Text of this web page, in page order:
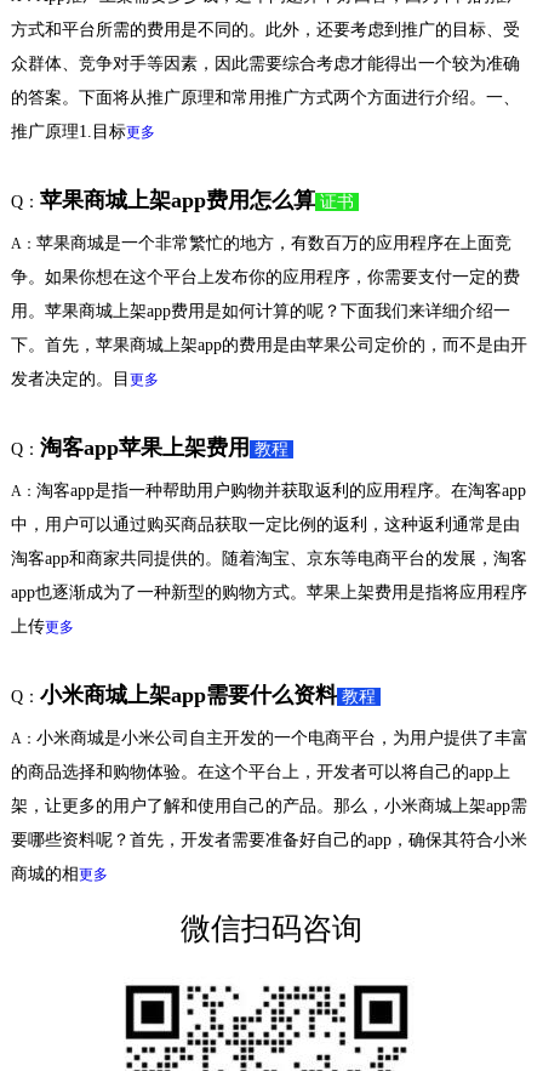
方式和平台所需的费用是不同的。此外，还要考虑到推广的目标、受
众群体、竞争对手等因素，因此需要综合考虑才能得出一个较为准确
的答案。下面将从推广原理和常用推广方式两个方面进行介绍。一、
推广原理1.目标更多
Q： 苹果商城上架app费用怎么算 证书
A： 苹果商城是一个非常繁忙的地方，有数百万的应用程序在上面竞
争。如果你想在这个平台上发布你的应用程序，你需要支付一定的费
用。苹果商城上架app费用是如何计算的呢？下面我们来详细介绍一
下。首先，苹果商城上架app的费用是由苹果公司定价的，而不是由开
发者决定的。目 更多
Q： 淘客app苹果上架费用 教程
A： 淘客app是指一种帮助用户购物并获取返利的应用程序。在淘客app
中，用户可以通过购买商品获取一定比例的返利，这种返利通常是由
淘客app和商家共同提供的。随着淘宝、京东等电商平台的发展，淘客
app也逐渐成为了一种新型的购物方式。苹果上架费用是指将应用程序
上传更多
Q： 小米商城上架app需要什么资料 教程
A： 小米商城是小米公司自主开发的一个电商平台，为用户提供了丰富
的商品选择和购物体验。在这个平台上，开发者可以将自己的app上
架，让更多的用户了解和使用自己的产品。那么，小米商城上架app需
要哪些资料呢？首先，开发者需要准备好自己的app，确保其符合小米
商城的相更多
微信扫码咨询